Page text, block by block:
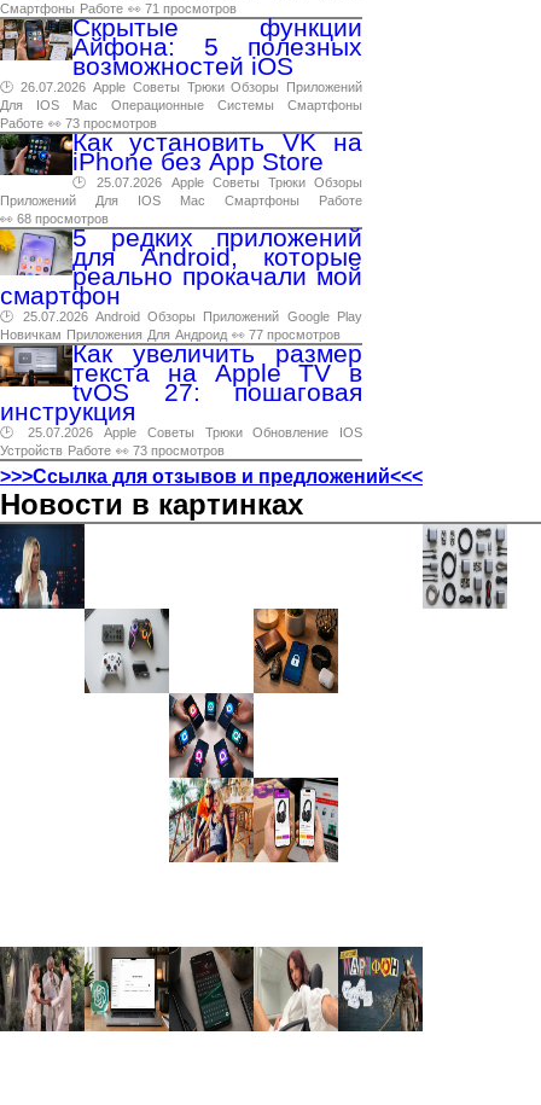
Смартфоны Работе 👀 71 просмотров
Скрытые функции
Айфона: 5 полезных
возможностей iOS
🕑 26.07.2026 Apple Советы Трюки Обзоры
Приложений
Для
IOS Mac Операционные Системы
Смартфоны
Работе 👀 73 просмотров
Как установить VK на
iPhone без App Store
🕑 25.07.2026 Apple Советы Трюки Обзоры
Приложений
Для IOS Mac Смартфоны
Работе
👀 68 просмотров
5 редких приложений
для Android, которые
реально прокачали мой
смартфон
🕑 25.07.2026 Android Обзоры Приложений Google
Play
Новичкам Приложения Для Андроид 👀 77 просмотров
Как увеличить размер
текста на Apple TV в
tvOS 27: пошаговая
инструкция
🕑 25.07.2026 Apple Советы Трюки Обновление
IOS
Устройств Работе 👀 73 просмотров
>>>Ссылка для отзывов и предложений<<<
Новости в картинках